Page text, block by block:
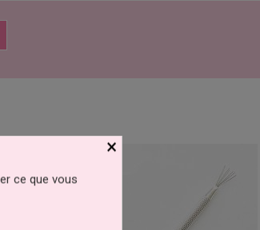
×
ce que vous